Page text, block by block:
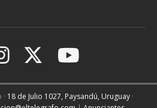
18 de Julio 1027, Paysandú, Uruguay·